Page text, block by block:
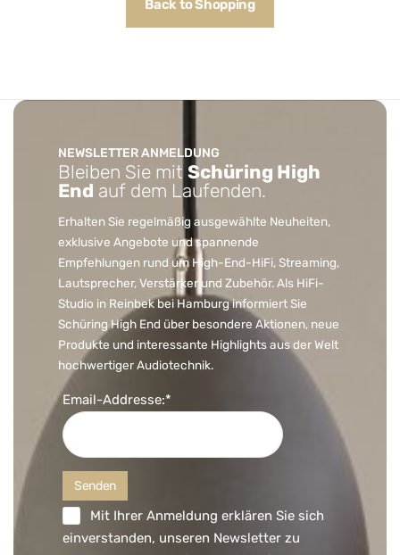
Back to Shopping
NEWSLETTER ANMELDUNG
Bleiben Sie mit Schüring High
End auf dem Laufenden.
Erhalten Sie regelmäßig ausgewählte Neuheiten,
exklusive Angebote und spannende
Empfehlungen rund um High-End-HiFi, Streaming,
Lautsprecher, Verstärker und Zubehör. Als HiFi-
Studio in Reinbek bei Hamburg informiert Sie
Schüring High End über besondere Aktionen, neue
Produkte und interessante Highlights aus der Welt
hochwertiger Audiotechnik.
Email-Addresse:*
Mit Ihrer Anmeldung erklären Sie sich
einverstanden, unseren Newsletter zu